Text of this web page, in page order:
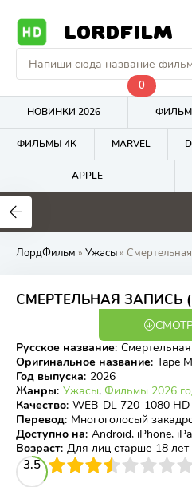
LORDFILM
НОВИНКИ 2026
0
ФИЛЬМЫ 4К MARVEL
APPLE
4.8
ЛордФильм » Ужасы» Смертельная
СМЕРТЕЛЬНАЯ ЗАПИСЬ
Русское название:
Оригинальное название: Tape
Год выпуска: 2026
Жанры: Ужасы, Фильмы 2026
Качество: WEB-DL 720-1080 HD
Перевод: Многоголосый
Доступно на: Android, iPhone,
Возраст: Для лиц старше 18 лет
3.5
4 5 6 7 8 9 10